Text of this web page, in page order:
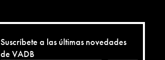
Suscríbete a las últimas novedades
de VADB